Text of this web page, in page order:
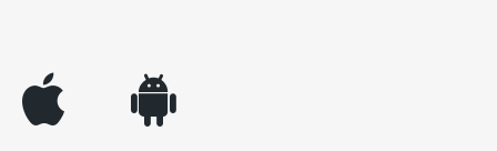
appleinc android